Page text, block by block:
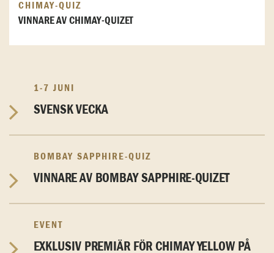
CHIMAY-QUIZ
VINNARE AV CHIMAY-QUIZET
1-7 JUNI
SVENSK VECKA
BOMBAY SAPPHIRE-QUIZ
VINNARE AV BOMBAY SAPPHIRE-QUIZET
EVENT
EXKLUSIV PREMIÄR FÖR CHIMAY YELLOW PÅ